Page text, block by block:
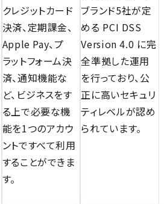
クレジットカード
決済、定期課金、
Apple Pay、プ
ラットフォーム決
済、通知機能な
ど、ビジネスをす
る上で必要な機
能を1つのアカウ
ントですべて利用
することができま
す。
ブランド5社が定
める PCI DSS
Version 4.0 に完
全準拠した運用
を行っており、公
正に高いセキュリ
ティレベルが認め
られています。